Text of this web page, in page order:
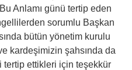
Anlamı günü tertip eden
sorumlu Başkan
bütün yönetim kurulu
kardeşimizin şahsında da
tertip ettikleri için teşekkür